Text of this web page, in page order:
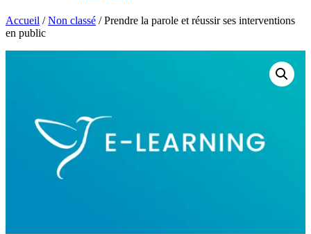
Accueil /Non classé / Prendre la parole et réussir ses interventions
en public